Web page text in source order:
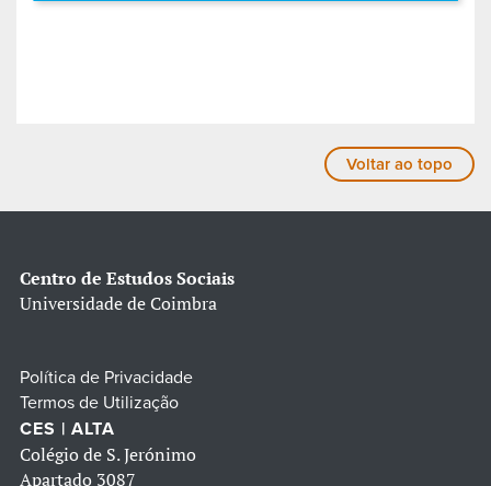
Voltar ao topo
Centro de Estudos Sociais
Universidade de Coimbra
Política de Privacidade
Termos de Utilização
CES | ALTA
Colégio de S. Jerónimo
Apartado 3087